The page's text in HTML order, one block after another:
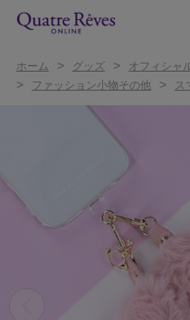
ホーム > グッズ > オフィシャ
> ファッション小物その他 > ス